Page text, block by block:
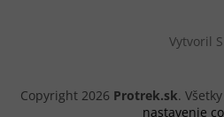
Vytvoril
Copyright 2026 Protrek.sk.
nastavenie